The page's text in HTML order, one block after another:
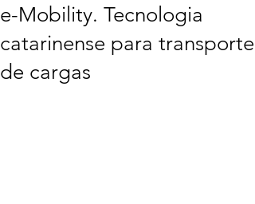
e-Mobility. Tecnologia
catarinense para transporte
de cargas